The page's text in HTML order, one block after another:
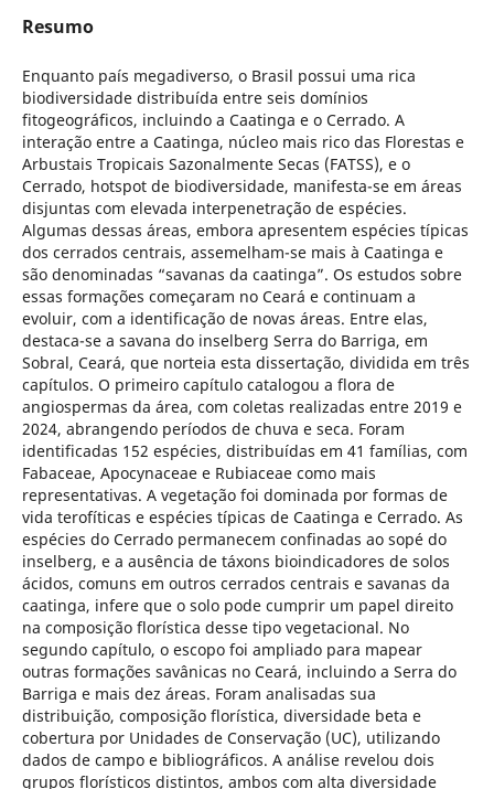
Resumo
Enquanto país megadiverso, o Brasil possui uma rica
biodiversidade distribuída entre seis domínios
fitogeográficos, incluindo a Caatinga e o Cerrado. A
interação entre a Caatinga, núcleo mais rico das Florestas e
Arbustais Tropicais Sazonalmente Secas (FATSS), e o
Cerrado, hotspot de biodiversidade, manifesta-se em áreas
disjuntas com elevada interpenetração de espécies.
Algumas dessas áreas, embora apresentem espécies típicas
dos cerrados centrais, assemelham-se mais à Caatinga e
são denominadas “savanas da caatinga”. Os estudos sobre
essas formações começaram no Ceará e continuam a
evoluir, com a identificação de novas áreas. Entre elas,
destaca-se a savana do inselberg Serra do Barriga, em
Sobral, Ceará, que norteia esta dissertação, dividida em três
capítulos. O primeiro capítulo catalogou a flora de
angiospermas da área, com coletas realizadas entre 2019 e
2024, abrangendo períodos de chuva e seca. Foram
identificadas 152 espécies, distribuídas em 41 famílias, com
Fabaceae, Apocynaceae e Rubiaceae como mais
representativas. A vegetação foi dominada por formas de
vida terofíticas e espécies típicas de Caatinga e Cerrado. As
espécies do Cerrado permanecem confinadas ao sopé do
inselberg, e a ausência de táxons bioindicadores de solos
ácidos, comuns em outros cerrados centrais e savanas da
caatinga, infere que o solo pode cumprir um papel direito
na composição florística desse tipo vegetacional. No
segundo capítulo, o escopo foi ampliado para mapear
outras formações savânicas no Ceará, incluindo a Serra do
Barriga e mais dez áreas. Foram analisadas sua
distribuição, composição florística, diversidade beta e
cobertura por Unidades de Conservação (UC), utilizando
dados de campo e bibliográficos. A análise revelou dois
grupos florísticos distintos, ambos com alta diversidade